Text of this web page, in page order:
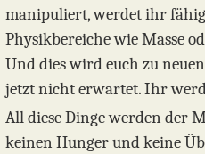
manipuliert, werdet ihr
Physikbereiche wie Masse
Und dies wird euch zu
jetzt nicht erwartet. Ihr
All diese Dinge werden der
keinen Hunger und keine